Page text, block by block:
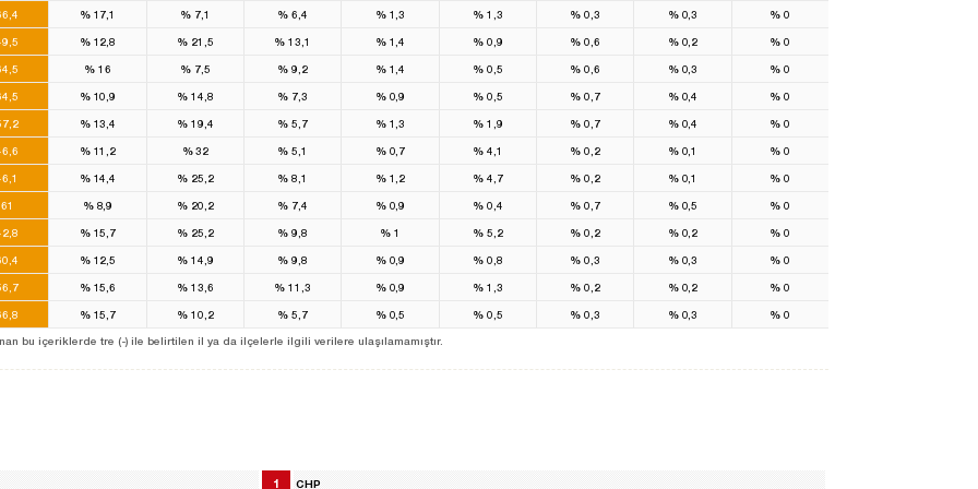
%17,1 %7,1 % 6,4 %1,3 %1,3 % 0,3 %0,3 % 0
%12,8 % 21,5 % 13,1 %1,4 %0,9 % 0,6 %0,2 % 0
% 16 %7,5 % 9,2 %1,4 %0,5 % 0,6 %0,3 % 0
%10,9 % 14,8 % 7,3 %0,9 %0,5 % 0,7 %0,4 % 0
%13,4 % 19,4 % 5,7 %1,3 %1,9 % 0,7 %0,4 % 0
%11,2 %32 % 5,1 %0,7 %4,1 % 0,2 %0,1 % 0
%14,4 % 25,2 % 8,1 %1,2 %4,7 % 0,2 %0,1 % 0
%8,9 % 20,2 % 7,4 %0,9 %0,4 % 0,7 %0,5 % 0
%15,7 % 25,2 % 9,8 % 1 %5,2 % 0,2 %0,2 % 0
%12,5 % 14,9 % 9,8 %0,9 %0,8 % 0,3 %0,3 % 0
%15,6 % 13,6 % 11,3 %0,9 %1,3 % 0,2 %0,2 % 0
%15,7 % 10,2 % 5,7 %0,5 %0,5 % 0,3 %0,3 % 0
bu içeriklerde tre (-) ile belirtilen il ya da ilçelerle ilgili verilere ulaşılamamıştır.
1 CHP